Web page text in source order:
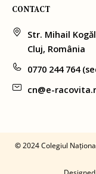
CONTACT
Str. Mihail
Cluj, România
0770 244 764
cn@e-
©2024 Colegiul